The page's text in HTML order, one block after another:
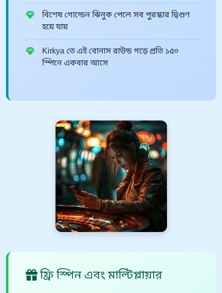
বিশেষ গোল্ডেন ঝিনুক পেলে সব পুরস্কার দ্বিগুণ
হয়ে যায়
Kirkya তে এই বোনাস রাউন্ড গড়ে প্রতি ১৫০
স্পিনে একবার আসে
ফ্রি স্পিন এবং মাল্টিপ্লায়ার